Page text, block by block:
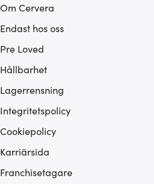
Om Cervera
Endast hos oss
Pre Loved
Hållbarhet
Lagerrensning
Integritetspolicy
Cookiepolicy
Karriärsida
Franchisetagare